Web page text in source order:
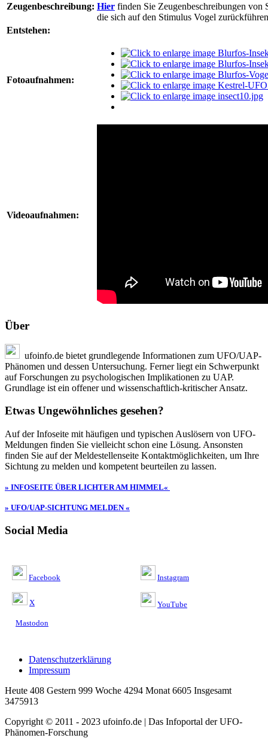
Zeugenbeschreibung: Hier finden Sie Zeugenbeschreibungen von
die sich auf den Stimulus Vogel
Entstehen:
Fotoaufnahmen:
Videoaufnahmen:
Über
ufoinfo.de bietet grundlegende Informationen zum UFO/UAP-
Phänomen und dessen Untersuchung. Ferner liegt ein Schwerpunkt
auf Forschungen zu psychologischen Implikationen zu UAP.
Grundlage ist ein offener und wissenschaftlich-kritischer Ansatz.
Etwas Ungewöhnliches gesehen?
Auf der Infoseite mit häufigen und typischen Auslösern von UFO-
Meldungen finden Sie vielleicht schon eine Lösung. Ansonsten
finden Sie auf der Meldestellenseite Kontaktmöglichkeiten, um Ihre
Sichtung zu melden und kompetent beurteilen zu lassen.
» INFOSEITE ÜBER LICHTER AM HIMMEL«
» UFO/UAP-SICHTUNG MELDEN «
Social Media
Facebook
X
Mastodon
Instagram
YouTube
Datenschutzerklärung
Impressum
Heute 408 Gestern 999 Woche 4294 Monat 6605 Insgesamt
3475913
Copyright © 2011 - 2023 ufoinfo.de | Das Infoportal der UFO-
Phänomen-Forschung